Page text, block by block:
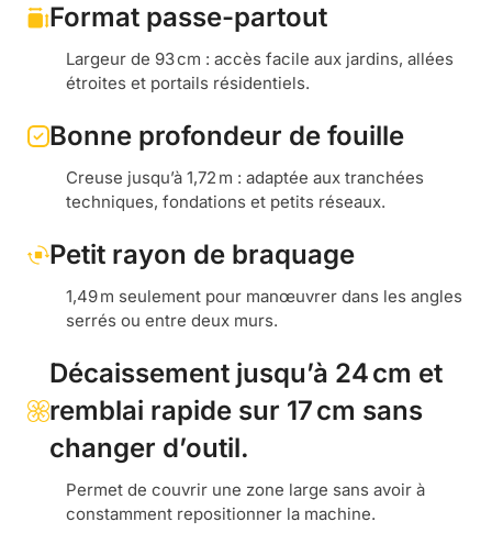
Format passe-partout
Largeur de 93 cm : accès facile aux jardins, allées
étroites et portails résidentiels.
Bonne profondeur de fouille
Creuse jusqu’à 1,72 m : adaptée aux tranchées
techniques, fondations et petits réseaux.
Petit rayon de braquage
1,49 m seulement pour manœuvrer dans les angles
serrés ou entre deux murs.
Décaissement jusqu’à 24 cm et
remblai rapide sur 17 cm sans
changer d’outil.
Permet de couvrir une zone large sans avoir à
constamment repositionner la machine.